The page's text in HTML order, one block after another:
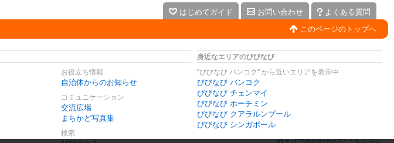
はじめてガイド お問い合わせ
よくある質問
このページのトップへ
お役立ち情報
自治体からのお知らせ
コミュニケーション
交流広場
まちかど写真集
検索
身近なエリアのびびなび
"びびなび バンコク" から近いエリアを表示中
びびなび バンコク
びびなび チェンマイ
びびなび ホーチミン
びびなび クアラルンプール
びびなび シンガポール